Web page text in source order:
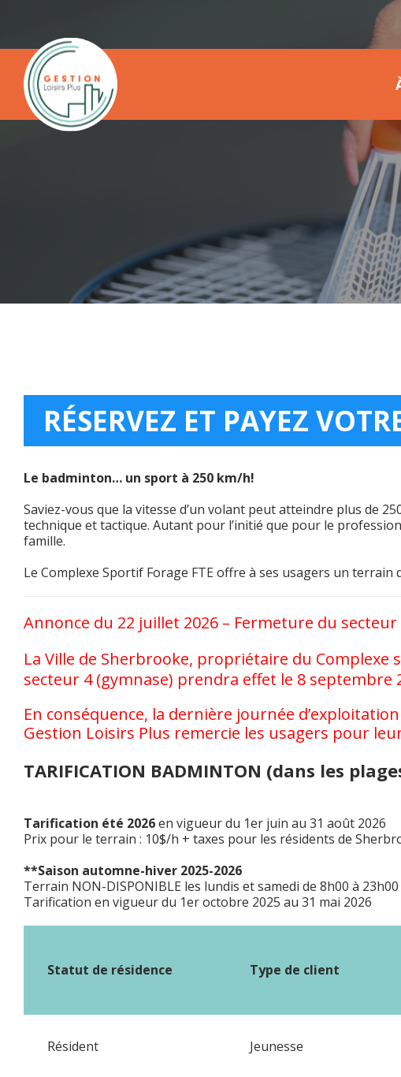
RÉSERVEZ ET PAYEZ
Le badminton… un sport à 250 km/h!
Saviez-vous que la vitesse d’un volant peut atteindre plus de
technique et tactique. Autant pour l’initié que pour le
famille.
Le Complexe Sportif Forage FTE offre à ses usagers un terrain
Annonce du 22 juillet 2026 – Fermeture du
La Ville de Sherbrooke, propriétaire du
secteur 4 (gymnase) prendra effet le 8 septembre
En conséquence, la dernière journée
Gestion Loisirs Plus remercie les usagers pour
TARIFICATION BADMINTON (dans les
Tarification été 2026en vigueur du 1er juin au 31 août 2026
Prix pour le terrain : 10$/h + taxes pour les résidents de
**Saison automne-hiver 2025-2026
Terrain NON-DISPONIBLE les lundis et samedi de 8h00 à
Tarification en vigueur du 1er octobre 2025 au 31 mai 2026
Statut de résidence Type de client
Résident Jeunesse